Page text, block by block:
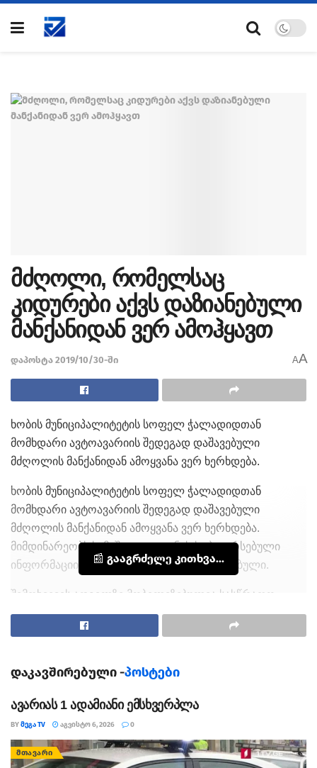
მძღოლი, რომელსაც
კიდურები აქვს დაზიანებული
მანქანიდან ვერ ამოჰყავთ
დაპოსტა 2019/10/30-ში AA
ხობის მუნიციპალიტეტის სოფელ ჭალადიდთან
მომხდარი ავტოავარიის შედეგად დაშავებული
მძღოლის მანქანიდან ამოყვანა ვერ ხერხდება.
ხობის მუნიციპალიტეტის სოფელ ჭალადიდთან
მომხდარი ავტოავარიის შედეგად დაშავებული
მძღოლის მანქანიდან ამოყვანა ვერ ხერხდება.
მიმდინარეობს სამაშველო ღონისძიება. არსებული
ინფორმაციით, მას კიდურები აქვს დაზიანებული.
შემთხვევის ადგილზე მობილიზებულია სასწრაფო-
სამედიცინო დახმარების, სამაშველო სამსახურის
ბრიგადები და საპატრულო პოლიციის ეკიპაჟები.
ავტომანქანა გზის სავალი ნაწილიდან გადავიდა, ხეს
📰 გააგრძელე კითხვა...
დაკავშირებული -პოსტები
ავარიას 1 ადამიანი ემსხვერპლა
BYᲛᲔᲒᲐ TV ᲐᲒᲕᲘᲡᲢᲝ 6, 2026 0
ᲛᲗᲐᲕᲐᲠᲘ